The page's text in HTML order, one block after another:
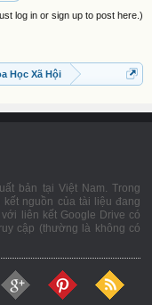
log in or sign up to post here.)
Học Xã Hội
bản tại Việt Nam. Trong
nguồn của tài liệu đang
liên kết Google Drive có
cập (thường là không có